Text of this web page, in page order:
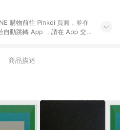
購物前往 Pinkoi 頁面，並在
自動跳轉 App ，請在 App 交
，例如首購優惠，P coins，
此限。 6. APP 請更新至
品，禮物卡，開館保證金，補
LINE 購物站上之商品規格、
資訊頁及購物車不符，以
商品描述